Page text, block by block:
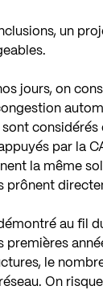
un
jours, on
sont
par la
la même
prônent
au fil
premières
le
On